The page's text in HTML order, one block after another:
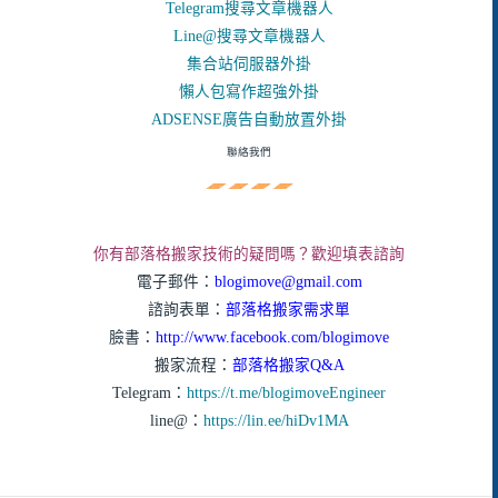
Telegram搜尋文章機器人
Line@搜尋文章機器人
集合站伺服器外掛
懶人包寫作超強外掛
ADSENSE廣告自動放置外掛
聯絡我們
你有部落格搬家技術的疑問嗎？歡迎填表諮詢
電子郵件： blogimove@gmail.com
諮詢表單： 部落格搬家需求單
臉書： http://www.facebook.com/blogimove
搬家流程： 部落格搬家Q&A
Telegram： https://t.me/blogimoveEngineer
line@： https://lin.ee/hiDv1MA